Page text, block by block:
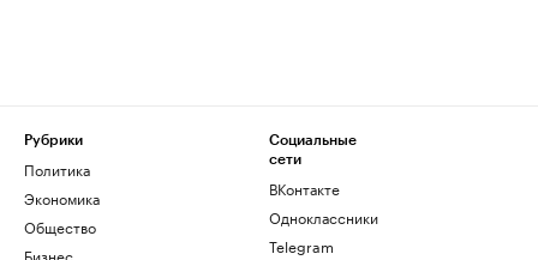
Рубрики
Политика
Экономика
Общество
Бизнес
Социальные
сети
ВКонтакте
Одноклассники
Telegram